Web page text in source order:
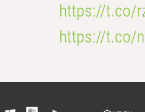
https://t.co/
https://t.co/